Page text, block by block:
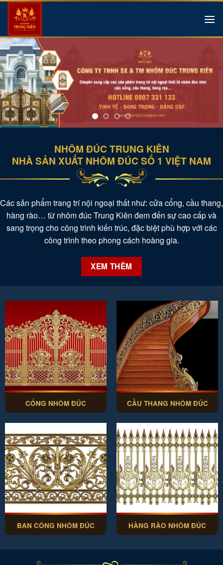
Skip
content
NHÔM ĐÚC TRUNG KIÊN
NHÀ SẢN XUẤT NHÔM ĐÚC SỐ 1 VIỆT NAM
Các sản phẩm trang trí nội ngoại thất như: cửa cổng, cầu thang,
hàng rào… từ nhôm đúc Trung Kiên đem đến sự cao cấp và
sang trọng cho công trình kiến trúc, đặc biệt phù hợp với các
công trình theo phong cách hoàng gia.
XEM THÊM
CỔNG NHÔM ĐÚC CẦU THANG NHÔM ĐÚC
BAN CÔNG NHÔM ĐÚC HÀNG RÀO NHÔM ĐÚC